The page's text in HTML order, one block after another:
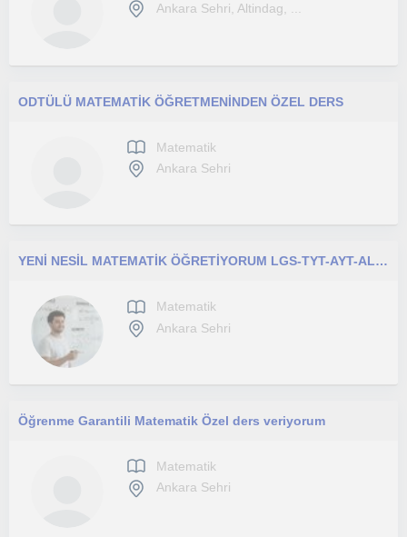
Ankara Sehri, Altindag, ...
ODTÜLÜ MATEMATİK ÖĞRETMENİNDEN ÖZEL DERS
Matematik
Ankara Sehri
YENİ NESİL MATEMATİK ÖĞRETİYORUM LGS-TYT-AYT-ALES
Matematik
Ankara Sehri
Öğrenme Garantili Matematik Özel ders veriyorum
Matematik
Ankara Sehri